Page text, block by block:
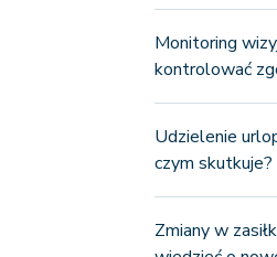
Monitoring
kontrolować
Udzielenie
czym skutkuje?
Zmiany w